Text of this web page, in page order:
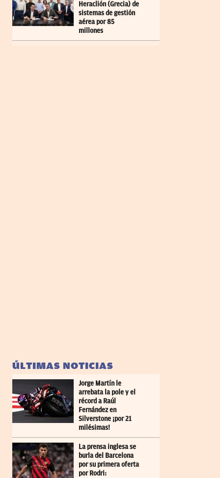
Heraclión (Grecia) de
sistemas de gestión
aérea por 85
millones
ÚLTIMAS NOTICIAS
Jorge Martín le
arrebata la pole y el
récord a Raúl
Fernández en
Silverstone ¡por 21
milésimas!
La prensa inglesa se
burla del Barcelona
por su primera oferta
por Rodri: